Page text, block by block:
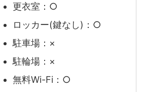
更衣室：○
ロッカー(鍵なし)：○
駐車場：×
駐輪場：×
無料Wi-Fi：○